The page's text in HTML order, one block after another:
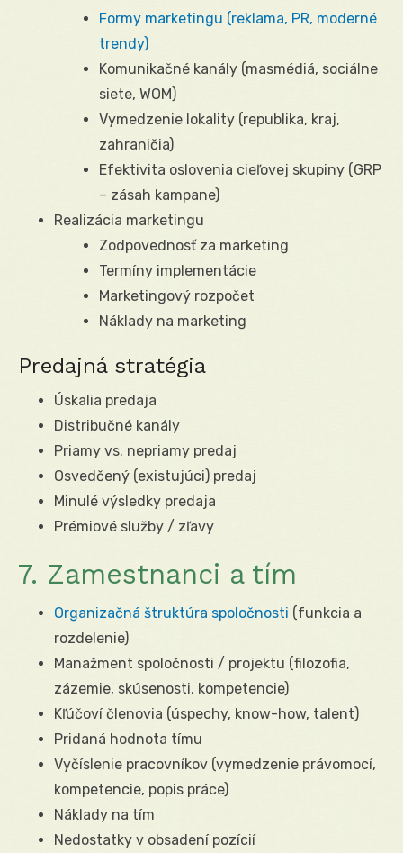
Formy marketingu (reklama, PR, moderné
trendy)
Komunikačné kanály (masmédiá, sociálne
siete, WOM)
Vymedzenie lokality (republika, kraj,
zahraničia)
Efektivita oslovenia cieľovej skupiny (GRP
– zásah kampane)
Realizácia marketingu
Zodpovednosť za marketing
Termíny implementácie
Marketingový rozpočet
Náklady na marketing
Predajná stratégia
Úskalia predaja
Distribučné kanály
Priamy vs. nepriamy predaj
Osvedčený (existujúci) predaj
Minulé výsledky predaja
Prémiové služby / zľavy
7. Zamestnanci a tím
Organizačná štruktúra spoločnosti (funkcia a
rozdelenie)
Manažment spoločnosti / projektu (filozofia,
zázemie, skúsenosti, kompetencie)
Kľúčoví členovia (úspechy, know-how, talent)
Pridaná hodnota tímu
Vyčíslenie pracovníkov (vymedzenie právomocí,
kompetencie, popis práce)
Náklady na tím
Nedostatky v obsadení pozícií